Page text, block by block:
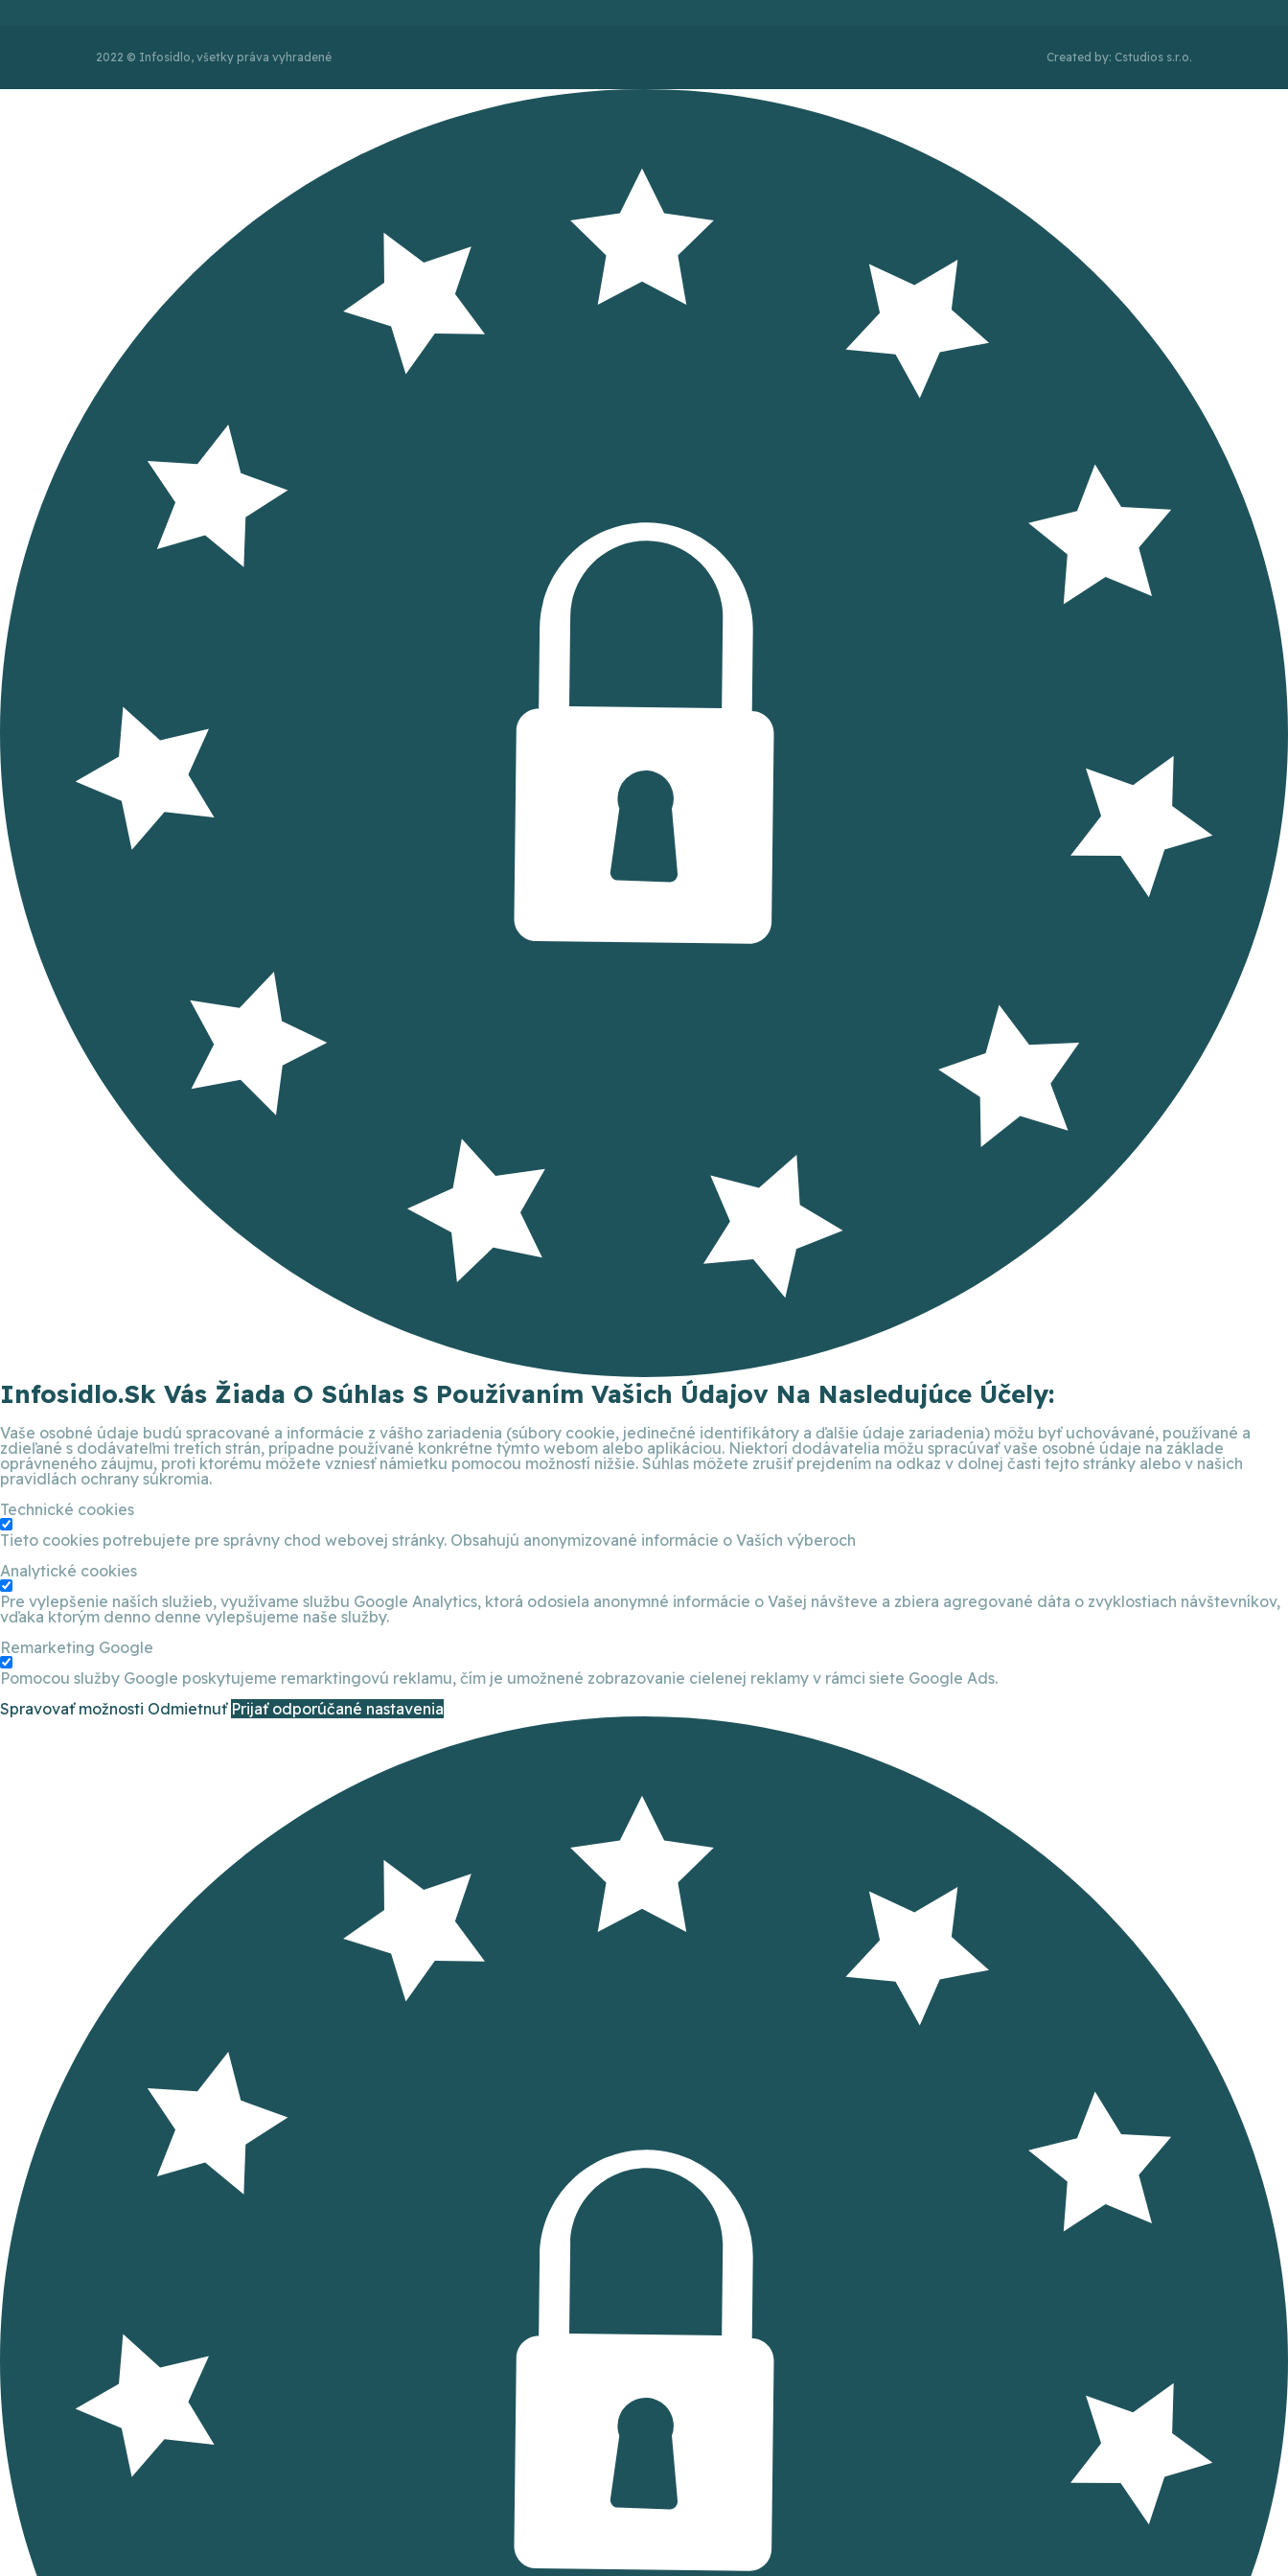
2022 © Infosídlo, všetky práva vyhradené Created by: Cstudios s.r.o.
Infosidlo.sk Vás Žiada O Súhlas S Používaním Vašich Údajov Na Nasledujúce Účely:
Vaše osobné údaje budú spracované a informácie z vášho zariadenia (súbory cookie, jedinečné identifikátory a ďalšie údaje zariadenia) môžu byť uchovávané, používané a
zdieľané s dodávateľmi tretích strán, prípadne používané konkrétne týmto webom alebo aplikáciou. Niektorí dodávatelia môžu spracúvať vaše osobné údaje na základe
oprávneného záujmu, proti ktorému môžete vzniesť námietku pomocou možností nižšie. Súhlas môžete zrušiť prejdením na odkaz v dolnej časti tejto stránky alebo v našich
pravidlách ochrany súkromia.
Technické cookies
Tieto cookies potrebujete pre správny chod webovej stránky. Obsahujú anonymizované informácie o Vaších výberoch
Analytické cookies
Pre vylepšenie naších služieb, využívame službu Google Analytics, ktorá odosiela anonymné informácie o Vašej návšteve a zbiera agregované dáta o zvyklostiach návštevníkov,
vďaka ktorým denno denne vylepšujeme naše služby.
Remarketing Google
Pomocou služby Google poskytujeme remarktingovú reklamu, čím je umožnené zobrazovanie cielenej reklamy v rámci siete Google Ads.
Spravovať možnosti Odmietnuť Prijať odporúčané nastavenia